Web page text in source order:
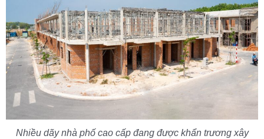
Nhiều dãy nhà phố cao cấp đang được khẩn trương xây